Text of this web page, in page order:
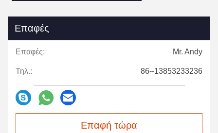
Επαφές
Επαφές: Mr. Andy
Τηλ.: 86--13853233236
Επαφή τώρα